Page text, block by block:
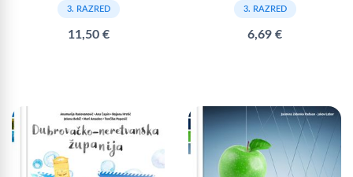
3. RAZRED
11,50 €
3. RAZRED
6,69 €